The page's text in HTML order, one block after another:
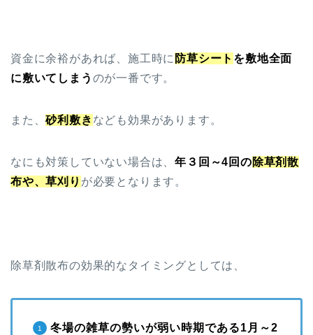
資金に余裕があれば、施工時に 防草シート を敷地全面
に敷いてしまう のが一番です。
また、砂利敷き なども効果があります。
なにも対策していない場合は、年３回～4回の除草剤散
布や、草刈り が必要となります。
除草剤散布の効果的なタイミングとしては、
冬場の雑草の勢いが弱い時期である1月～2